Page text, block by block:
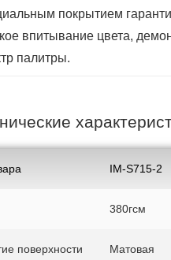
покрытием
впитывание цвета,
палитры.
IM-S715-2
380гсм
поверхности Матовая